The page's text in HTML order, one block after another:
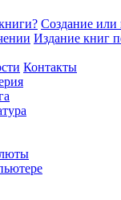
Создание или
Издание книг
Контакты